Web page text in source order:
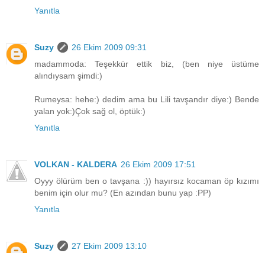
Yanıtla
Suzy
26 Ekim 2009 09:31
madammoda: Teşekkür ettik biz, (ben niye üstüme
alındıysam şimdi:)
Rumeysa: hehe:) dedim ama bu Lili tavşandır diye:) Bende
yalan yok:)Çok sağ ol, öptük:)
Yanıtla
VOLKAN - KALDERA 26 Ekim 2009 17:51
Oyyy ölürüm ben o tavşana :)) hayırsız kocaman öp kızımı
benim için olur mu? (En azından bunu yap :PP)
Yanıtla
Suzy
27 Ekim 2009 13:10